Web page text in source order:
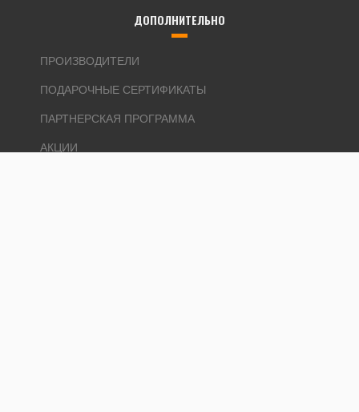
ДОПОЛНИТЕЛЬНО
ПРОИЗВОДИТЕЛИ
ПОДАРОЧНЫЕ СЕРТИФИКАТЫ
ПАРТНЕРСКАЯ ПРОГРАММА
АКЦИИ